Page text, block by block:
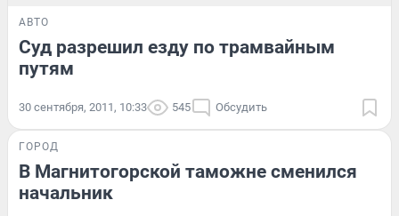
АВТО
Суд разрешил езду по трамвайным
путям
30 сентября, 2011, 10:33 545 Обсудить
ГОРОД
В Магнитогорской таможне сменился
начальник